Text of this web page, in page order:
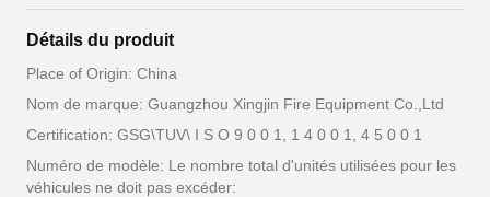
Détails du produit
Place of Origin: China
Nom de marque: Guangzhou Xingjin Fire Equipment Co.,Ltd
Certification: GSG\TUV\ I S O 9 0 0 1, 1 4 0 0 1, 4 5 0 0 1
Numéro de modèle: Le nombre total d'unités utilisées pour les
véhicules ne doit pas excéder: